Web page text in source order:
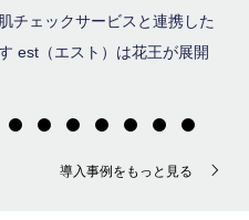
ています。 ロフテー株式会社
、百貨店を中心に全国50店舗
導入事例をもっと見る